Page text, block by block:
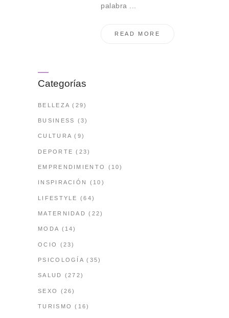
palabra ...
READ MORE
Categorías
BELLEZA (29)
BUSINESS (3)
CULTURA (9)
DEPORTE (23)
EMPRENDIMIENTO (10)
INSPIRACIÓN (10)
LIFESTYLE (64)
MATERNIDAD (22)
MODA (14)
OCIO (23)
PSICOLOGÍA (35)
SALUD (272)
SEXO (26)
TURISMO (16)